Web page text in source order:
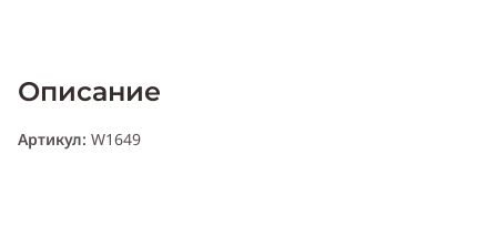
Описание
Артикул: W1649